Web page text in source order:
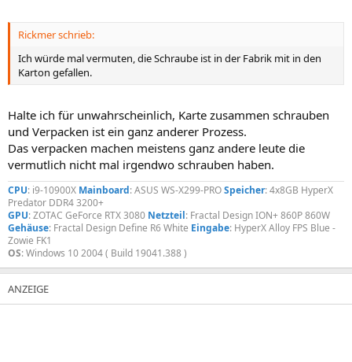
Rickmer schrieb:
Ich würde mal vermuten, die Schraube ist in der Fabrik mit in den
Karton gefallen.
Halte ich für unwahrscheinlich, Karte zusammen schrauben
und Verpacken ist ein ganz anderer Prozess.
Das verpacken machen meistens ganz andere leute die
vermutlich nicht mal irgendwo schrauben haben.
CPU: i9-10900X Mainboard: ASUS WS-X299-PROSpeicher: 4x8GB HyperX
Predator DDR4 3200+
GPU: ZOTAC GeForce RTX 3080 Netzteil: Fractal Design ION+ 860P 860W
Gehäuse: Fractal Design Define R6 White Eingabe: HyperX Alloy FPS Blue -
Zowie FK1
OS: Windows 10 2004 ( Build 19041.388 )